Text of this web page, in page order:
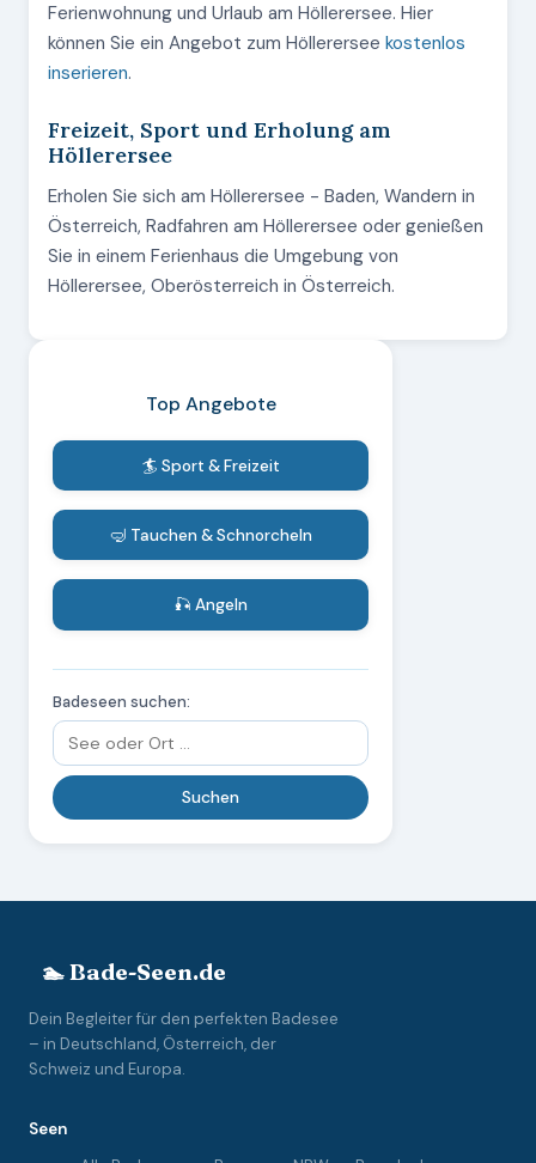
Ferienwohnung und Urlaub am Höllerersee. Hier
können Sie ein Angebot zum Höllerersee kostenlos
inserieren.
Freizeit, Sport und Erholung am
Höllerersee
Erholen Sie sich am Höllerersee - Baden, Wandern in
Österreich, Radfahren am Höllerersee oder genießen
Sie in einem Ferienhaus die Umgebung von
Höllerersee, Oberösterreich in Österreich.
Top Angebote
🏄 Sport & Freizeit
🤿 Tauchen & Schnorcheln
🎣 Angeln
Badeseen suchen:
🏊 Bade-Seen.de
Dein Begleiter für den perfekten Badesee
– in Deutschland, Österreich, der
Schweiz und Europa.
Seen